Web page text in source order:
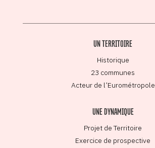
UN TERRITOIRE
Historique
23 communes
Acteur de l’Eurométropole
UNE DYNAMIQUE
Projet de Territoire
Exercice de prospective